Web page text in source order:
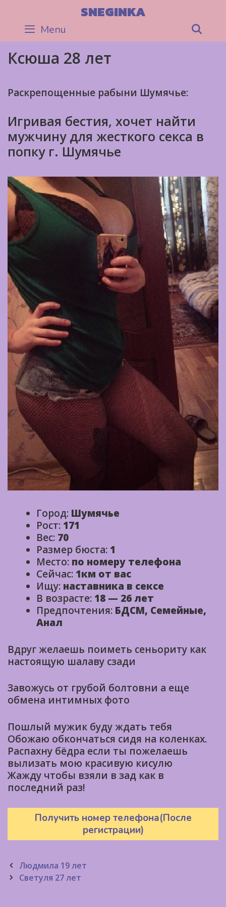
content
SNEGINKA
Menu
Ксюша 28 лет
Раскрепощенные рабыни Шумячье:
Игривая бестия, хочет найти
мужчину для жесткого секса в
попку г. Шумячье
Город: Шумячье
Рост: 171
Вес: 70
Размер бюста: 1
Место: по номеру телефона
Сейчас: 1км от вас
Ищу: наставника в сексе
В возрасте: 18 — 26 лет
Предпочтения: БДСМ, Семейные,
Анал
Вдруг желаешь поиметь сеньориту как
настоящую шалаву сзади
Завожусь от грубой болтовни а еще
обмена интимных фото
Пошлый мужик буду ждать тебя
Обожаю обкончаться сидя на коленках.
Распахну бёдра если ты пожелаешь
вылизать мою красивую кисулю
Жажду чтобы взяли в зад как в
последний раз!
Получить номер телефона(После
регистрации)
Post
navigation
Людмила 19 лет
Светуля 27 лет